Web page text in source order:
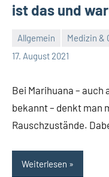
ist das und
Allgemein Medizin &
17. August 2021
Redaktion
Keine
Bei Marihuana – auch
bekannt – denkt man
Rauschzustände.
Weiterlesen